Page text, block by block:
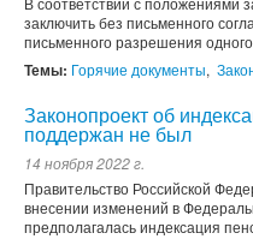
заключить без письменного
письменного разрешения
Темы: Горячие документы,
Законопроект об
поддержан не был
14 ноября 2022 г.
Правительство Российской
внесении изменений в
предполагалась индексация